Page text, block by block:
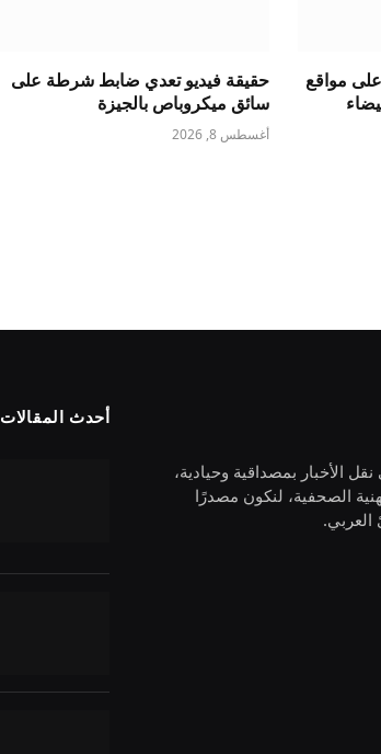
مواقع
حقيقة فيديو تعدي ضابط شرطة على
سائق ميكروباص بالجيزة
أغسطس 8, 2026
الأخبار بمصداقية وحيادية،
الصحفية، لنكون مصدرًا
العربي.
أحدث المقالات